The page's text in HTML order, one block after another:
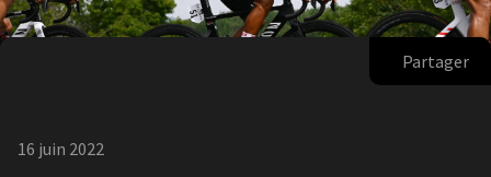
Partager
16 juin 2022